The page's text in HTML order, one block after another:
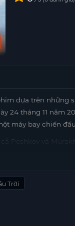
dựa trên những
24 tháng 11 năm
máy bay chiến
sót, Peshkov
vụ trong
Trời